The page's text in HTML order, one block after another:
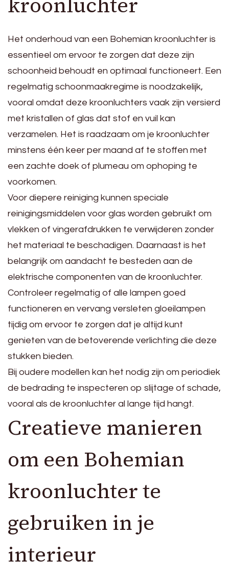
Het onderhoud van een Bohemian kroonluchter is
essentieel om ervoor te zorgen dat deze zijn
schoonheid behoudt en optimaal functioneert. Een
regelmatig schoonmaakregime is noodzakelijk,
vooral omdat deze kroonluchters vaak zijn versierd
met kristallen of glas dat stof en vuil kan
verzamelen. Het is raadzaam om je kroonluchter
minstens één keer per maand af te stoffen met
een zachte doek of plumeau om ophoping te
voorkomen.
Voor diepere reiniging kunnen speciale
reinigingsmiddelen voor glas worden gebruikt om
vlekken of vingerafdrukken te verwijderen zonder
het materiaal te beschadigen. Daarnaast is het
belangrijk om aandacht te besteden aan de
elektrische componenten van de kroonluchter.
Controleer regelmatig of alle lampen goed
functioneren en vervang versleten gloeilampen
tijdig om ervoor te zorgen dat je altijd kunt
genieten van de betoverende verlichting die deze
stukken bieden.
Bij oudere modellen kan het nodig zijn om periodiek
de bedrading te inspecteren op slijtage of schade,
vooral als de kroonluchter al lange tijd hangt.
Creatieve manieren
om een Bohemian
kroonluchter te
gebruiken in je
interieur